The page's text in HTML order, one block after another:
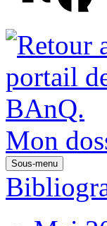
Mon
Sous-menu